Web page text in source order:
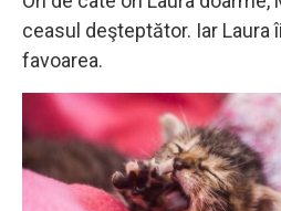
ceasul deşteptător. Iar Laura
favoarea.